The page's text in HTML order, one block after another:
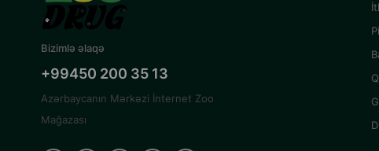
Bizimlə əlaqə
+99450 200 35 13
Azərbaycanın Mərkəzi İnternet Zoo
Mağazası